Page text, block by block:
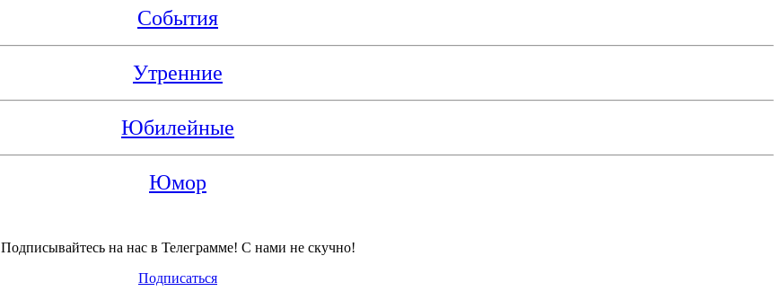
События
Утренние
Юбилейные
Юмор
Подписывайтесь на нас в Телеграмме! С нами не скучно!
Подписаться